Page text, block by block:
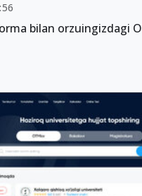
bilan orzuingizdagi